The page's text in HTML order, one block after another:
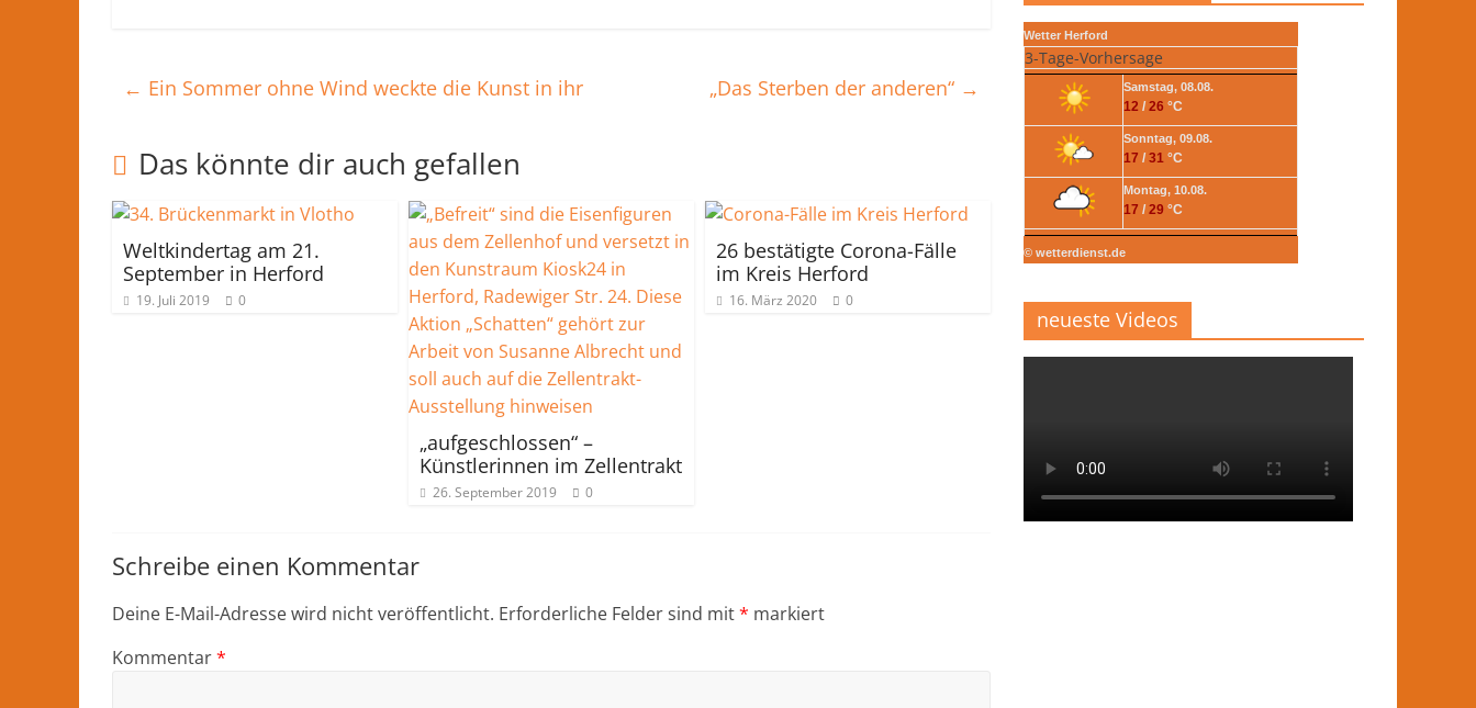
← Ein Sommer ohne Wind weckte die Kunst in ihr „Das Sterben der anderen“ →
Das könnte dir auch gefallen
Weltkindertag am 21.
September in Herford
19. Juli 2019 0
„aufgeschlossen“ –
Künstlerinnen im Zellentrakt
26. September 2019 0
26 bestätigte Corona-Fälle
im Kreis Herford
16. März 2020 0
Schreibe einen Kommentar
Deine E-Mail-Adresse wird nicht veröffentlicht. Erforderliche Felder sind mit* markiert
Kommentar*
Wetter Herford
3-Tage-Vorhersage
Samstag, 08.08.
12 / 26 °C
Sonntag, 09.08.
17 / 31 °C
Montag, 10.08.
17 / 29 °C
© wetterdienst.de
neueste Videos